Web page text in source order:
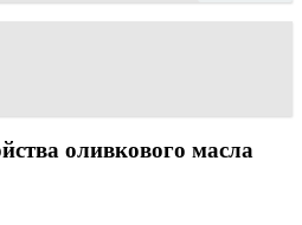
оливкового масла